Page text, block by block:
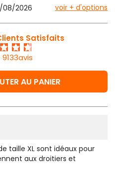
08/2026 voir + d'options
Satisfaits
AU PANIER
taille XL sont idéaux pour
aux droitiers et